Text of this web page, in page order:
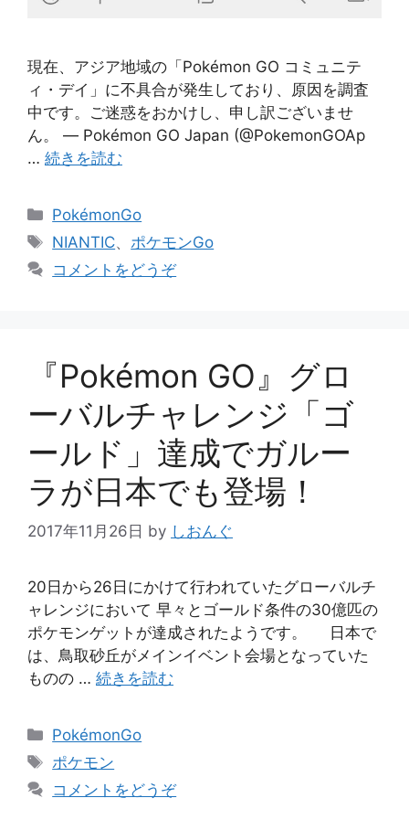
現在、アジア地域の「Pokémon GO コミュニテ
ィ・デイ」に不具合が発生しており、原因を調査
中です。ご迷惑をおかけし、申し訳ございませ
ん。 — Pokémon GO Japan (@PokemonGOAp
… 続きを読む
カ
テ
リ
PokémonGo
タ
NIANTIC、 ポケモンGo
コメントをどうぞ
『Pokémon GO』グロ
ーバルチャレンジ「ゴ
ールド」達成でガルー
ラが日本でも登場！
2017年11月26日 by しおんぐ
20日から26日にかけて行われていたグローバルチ
ャレンジにおいて 早々とゴールド条件の30億匹の
ポケモンゲットが達成されたようです。 日本で
は、鳥取砂丘がメインイベント会場となっていた
ものの … 続きを読む
カ
テ
リ
PokémonGo
タ
グ
ポケモン
コメントをどうぞ